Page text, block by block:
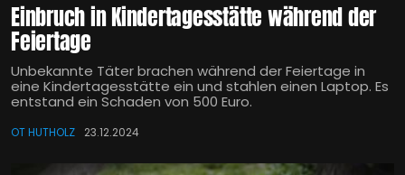
Einbruch in Kindertagesstätte während der
Feiertage
Unbekannte Täter brachen während der Feiertage in
eine Kindertagesstätte ein und stahlen einen Laptop. Es
entstand ein Schaden von 500 Euro.
OT HUTHOLZ 23.12.2024